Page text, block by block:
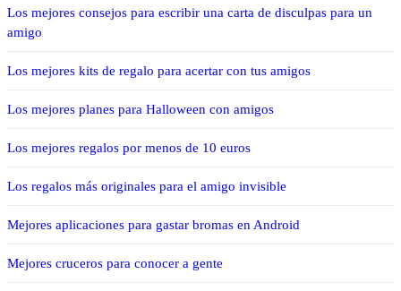
Los mejores consejos para escribir una carta de disculpas para un
amigo
Los mejores kits de regalo para acertar con tus amigos
Los mejores planes para Halloween con amigos
Los mejores regalos por menos de 10 euros
Los regalos más originales para el amigo invisible
Mejores aplicaciones para gastar bromas en Android
Mejores cruceros para conocer a gente